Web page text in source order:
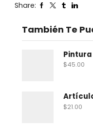
Share:
También Te
$45.00
$21.00